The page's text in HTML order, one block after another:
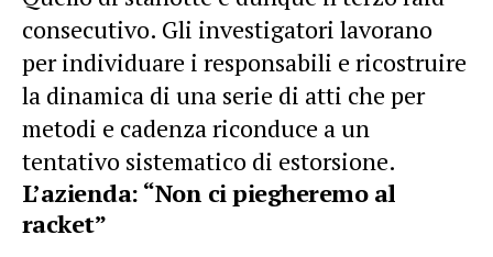
consecutivo. Gli investigatori lavorano
per individuare i responsabili e ricostruire
la dinamica di una serie di atti che per
metodi e cadenza riconduce a un
tentativo sistematico di estorsione.
L’azienda: “Non ci piegheremo al
racket”